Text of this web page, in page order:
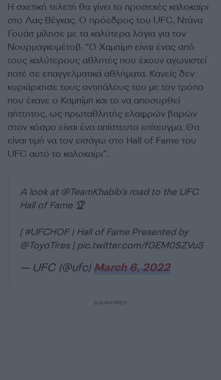
Η σχετική τελετή θα γίνει το προσεχές καλοκαίρι
στο Λας Βέγκας. Ο πρόεδρος του UFC, Ντάνα
Γουάιτ μίλησε με τα καλύτερα λόγια για τον
Νουρμαγκομέτοβ. “Ο Χαμπίμπ είναι ένας από
τους καλύτερους αθλητές που έχουν αγωνιστεί
ποτέ σε επαγγελματικά αθλήματα. Κανείς δεν
κυριάρχησε τους αντιπάλους του με τον τρόπο
που έκανε ο Καμπίμπ και το να αποσυρθεί
αήττητος, ως πρωταθλητής ελαφρών βαρών
στον κόσμο είναι ένα απίστευτο επίτευγμα. Θα
είναι τιμή να τον εισάγω στο Hall of Fame του
UFC αυτό το καλοκαίρι”.
A look at @TeamKhabib’s road to the UFC
Hall of Fame 🏆
[#UFCHOF| Hall of Fame Presented by
@ToyoTires]pic.twitter.com/fGEM0SZVuS
— UFC (@ufc) March 6, 2022
ΔΙΑΦΗΜΙΣΗ